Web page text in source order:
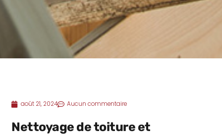
août 21, 2024 Aucun commentaire
Nettoyage de toiture et